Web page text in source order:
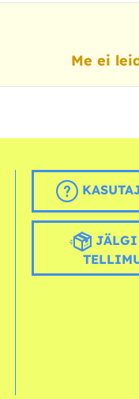
Me ei
JÄLGI